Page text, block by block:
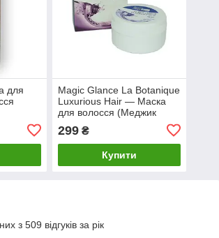
для
Magic Glance La Botanique
Luxurious Hair — Маска
для волосся (Меджик
299₴
Купити
з 509 відгуків за рік